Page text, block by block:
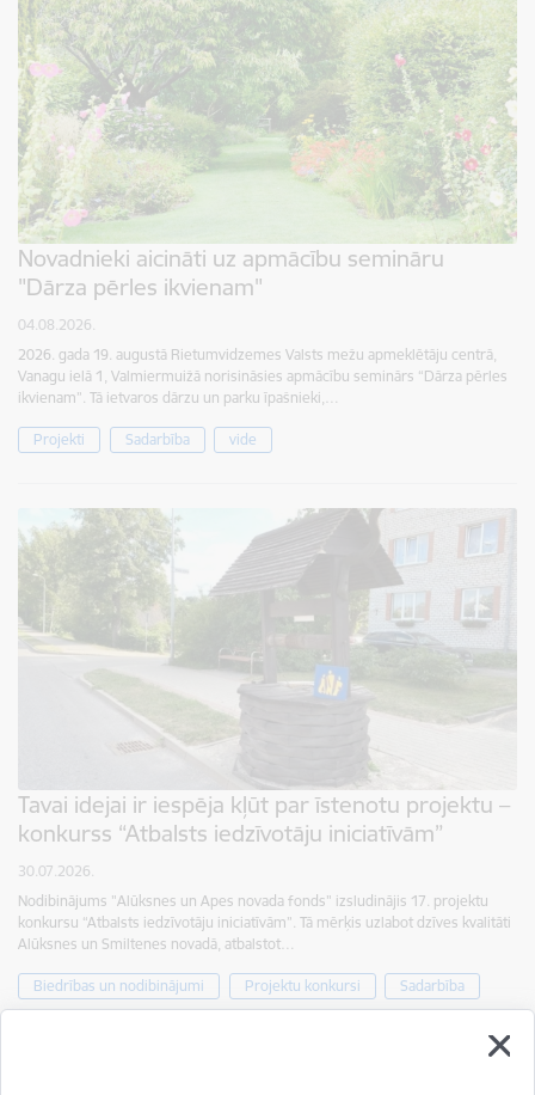
Novadnieki aicināti uz apmācību semināru
"Dārza pērles ikvienam"
04.08.2026.
2026. gada 19. augustā Rietumvidzemes Valsts mežu apmeklētāju centrā,
Vanagu ielā 1, Valmiermuižā norisināsies apmācību seminārs “Dārza pērles
ikvienam”. Tā ietvaros dārzu un parku īpašnieki,…
Projekti Sadarbība vide
Tavai idejai ir iespēja kļūt par īstenotu projektu –
konkurss “Atbalsts iedzīvotāju iniciatīvām”
30.07.2026.
Nodibinājums "Alūksnes un Apes novada fonds" izsludinājis 17. projektu
konkursu “Atbalsts iedzīvotāju iniciatīvām”. Tā mērķis uzlabot dzīves kvalitāti
Alūksnes un Smiltenes novadā, atbalstot…
Biedrības un nodibinājumi Projektu konkursi Sadarbība